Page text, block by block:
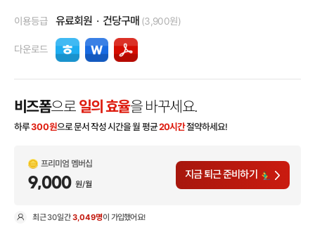
이용등급 유료회원 건당구매 (3,900원)
다운로드
비즈폼으로 일의 효율을 바꾸세요.
하루300원으로 문서 작성 시간을 월 평균20시간절약하세요!
프리미엄 멤버십
9,000 원/월
지금 퇴근 준비하기
최근30일간3,049명이 가입했어요!